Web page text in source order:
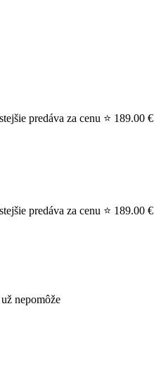
predáva za cenu ⭐ 189.00
predáva za cenu ⭐
nepomôže